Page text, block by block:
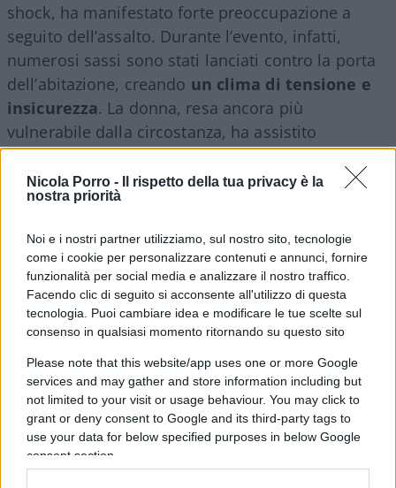
Nicola Porro -
Il rispetto della tua privacy è la
nostra priorità
Noi e i nostri partner utilizziamo, sul nostro sito, tecnologie
come i cookie per personalizzare contenuti e annunci, fornire
funzionalità per social media e analizzare il nostro traffico.
Facendo clic di seguito si acconsente all'utilizzo di questa
tecnologia. Puoi cambiare idea e modificare le tue scelte sul
consenso in qualsiasi momento ritornando su questo sito
Please note that this website/app uses one or more Google
services and may gather and store information including but
not limited to your visit or usage behaviour. You may click to
grant or deny consent to Google and its third-party tags to
use your data for below specified purposes in below Google
consent section.
shock, ha manifestato forte preoccupazione a
seguito dell’assalto. Durante l’evento, infatti,
numerosi sassi sono stati lanciati contro la porta
dell’abitazione, creando un clima di tensione e
insicurezza. La donna, resa ancora più
vulnerabile dalla circostanza, ha assistito
impotente all’attacco alla sua abitazione.